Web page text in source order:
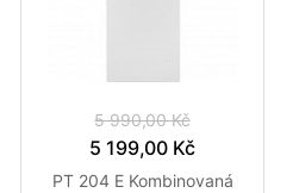
5 990,00 Kč
5 199,00 Kč
PT 204 E Kombinovaná